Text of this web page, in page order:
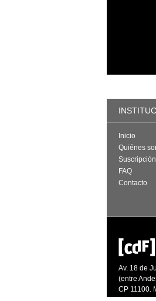
Inicio
Quiénes
Suscripción
FAQ
Contacto
Av. 18 de
(entre
CP 11100.